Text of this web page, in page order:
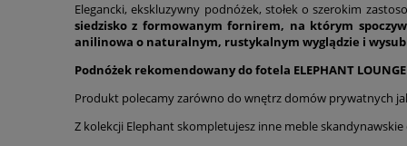
Elegancki, ekskluzywny podnóżek, stołek o szerokim
siedzisko z formowanym fornirem, na którym
anilinowa o naturalnym, rustykalnym wyglądzie i
Podnóżek rekomendowany do fotela ELEPHANT
Produkt polecamy zarówno do wnętrz domów prywatnych
Z kolekcji Elephant skompletujesz inne meble